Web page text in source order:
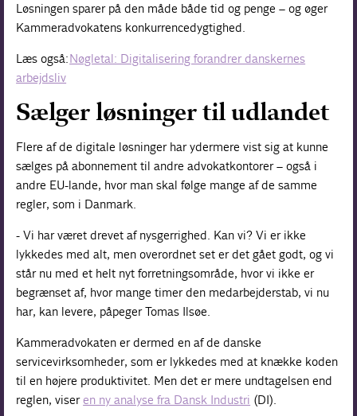
Løsningen sparer på den måde både tid og penge – og øger
Kammeradvokatens konkurrencedygtighed.
Læs også:Nøgletal: Digitalisering forandrer danskernes
arbejdsliv
Sælger løsninger til udlandet
Flere af de digitale løsninger har ydermere vist sig at kunne
sælges på abonnement til andre advokatkontorer – også i
andre EU-lande, hvor man skal følge mange af de samme
regler, som i Danmark.
- Vi har været drevet af nysgerrighed. Kan vi? Vi er ikke
lykkedes med alt, men overordnet set er det gået godt, og vi
står nu med et helt nyt forretningsområde, hvor vi ikke er
begrænset af, hvor mange timer den medarbejderstab, vi nu
har, kan levere, påpeger Tomas Ilsøe.
Kammeradvokaten er dermed en af de danske
servicevirksomheder, som er lykkedes med at knække koden
til en højere produktivitet. Men det er mere undtagelsen end
reglen, viseren ny analyse fra Dansk Industri (DI).